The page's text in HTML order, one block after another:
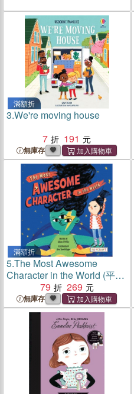
滿額折
3.We're moving house
7
191
無庫存
滿額折
5.The Most Awesome
Character in the World (平裝
79 269
無庫存